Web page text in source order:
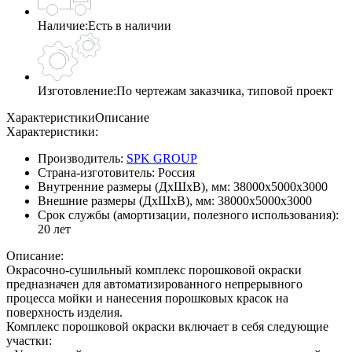
Наличие:Есть в наличии
Изготовление:По чертежам заказчика, типовой проект
ХарактеристикиОписание
Характеристики:
Производитель: SPK GROUP
Страна-изготовитель: Россия
Внутренние размеры (ДхШхВ), мм: 38000х5000х3000
Внешние размеры (ДхШхВ), мм: 38000х5000х3000
Срок службы (амортизации, полезного использования):
20 лет
Описание:
Окрасочно-сушильный комплекс порошковой окраски
предназначен для автоматизированного непрерывного
процесса мойки и нанесения порошковых красок на
поверхность изделия.
Комплекс порошковой окраски включает в себя следующие
участки: